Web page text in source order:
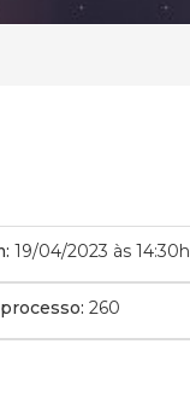
19/04/2023 às 14:30h
260